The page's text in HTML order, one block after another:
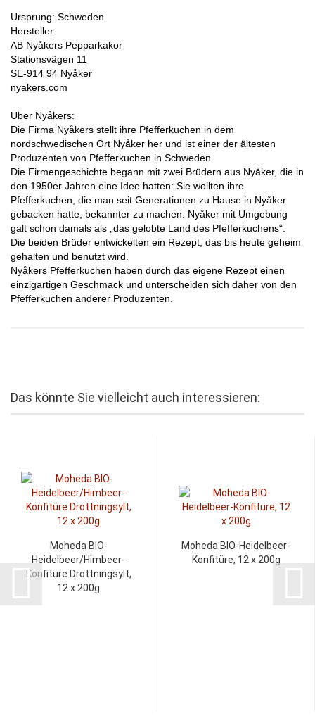
Ursprung: Schweden
Hersteller:
AB Nyåkers Pepparkakor
Stationsvägen 11
SE-914 94 Nyåker
nyakers.com
Über Nyåkers:
Die Firma Nyåkers stellt ihre Pfefferkuchen in dem
nordschwedischen Ort Nyåker her und ist einer der ältesten
Produzenten von Pfefferkuchen in Schweden.
Die Firmengeschichte begann mit zwei Brüdern aus Nyåker, die in
den 1950er Jahren eine Idee hatten: Sie wollten ihre
Pfefferkuchen, die man seit Generationen zu Hause in Nyåker
gebacken hatte, bekannter zu machen. Nyåker mit Umgebung
galt schon damals als „das gelobte Land des Pfefferkuchens“.
Die beiden Brüder entwickelten ein Rezept, das bis heute geheim
gehalten und benutzt wird.
Nyåkers Pfefferkuchen haben durch das eigene Rezept einen
einzigartigen Geschmack und unterscheiden sich daher von den
Pfefferkuchen anderer Produzenten.
Das könnte Sie vielleicht auch interessieren:
Moheda BIO-
Heidelbeer/Himbeer-
Konfitüre Drottningsylt,
12 x 200g
Moheda BIO-Heidelbeer-
Konfitüre, 12 x 200g